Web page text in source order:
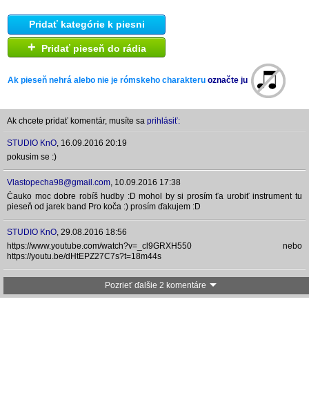
Pridať kategórie k piesni
+ Pridať pieseň do rádia
Ak pieseň nehrá alebo nie je rómskeho charakteru označte ju
Ak chcete pridať komentár, musíte sa prihlásiť:
STUDIO KnO, 16.09.2016 20:19
pokusim se :)
Vlastopecha98@gmail.com, 10.09.2016 17:38
Čauko moc dobre robíš hudby :D mohol by si prosím ťa urobiť instrument tu
pieseň od jarek band Pro koča :) prosím ďakujem :D
STUDIO KnO, 29.08.2016 18:56
https://www.youtube.com/watch?v=_cl9GRXH550 nebo
https://youtu.be/dHtEPZ27C7s?t=18m44s
Pozrieť ďalšie 2 komentáre